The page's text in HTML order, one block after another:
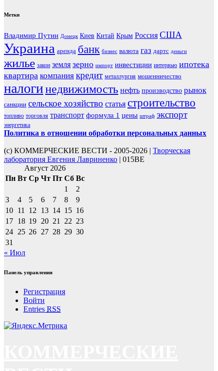
Метки
Владимир Путин Донецк Киев Китай Крым Россия США
Украина аренда банк бизнес валюта газ дартс деньги
жилье закон земля зерно импорт инвестиции интервью ипотека
квартира компания кредит металлургия мошенничество
налогинедвижимость нефть производство рынок
санкции сельское хозяйство статья строительство
топливо торговля транспорт формула 1 цены штраф экспорт
энергетика
Политика в отношении обработки персональных данных
(с) КОММЕРЧЕСКИЕ ВЕСТИ - 2005-2026 | Творческая
лаборатория Евгения Лавриненко | 015BE
Август 2026
Пн Вт Ср Чт Пт Сб Вс
1
2
3
4 5 6 7 8
9
10 11 12 13 14 15 16
17 18 19 20 21 22 23
24 25 26 27 28 29 30
31
« Июл
Панель управления
Регистрация
Войти
Entries RSS